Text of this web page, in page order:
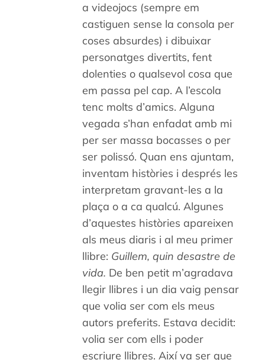
a videojocs (sempre em
castiguen sense la consola per
coses absurdes) i dibuixar
personatges divertits, fent
dolenties o qualsevol cosa que
em passa pel cap. A l’escola
tenc molts d’amics. Alguna
vegada s’han enfadat amb mi
per ser massa bocasses o per
ser polissó. Quan ens ajuntam,
inventam històries i després les
interpretam gravant-les a la
plaça o a ca qualcú. Algunes
d’aquestes històries apareixen
als meus diaris i al meu primer
llibre: Guillem, quin desastre de
vida. De ben petit m’agradava
llegir llibres i un dia vaig pensar
que volia ser com els meus
autors preferits. Estava decidit:
volia ser com ells i poder
escriure llibres. Així va ser que